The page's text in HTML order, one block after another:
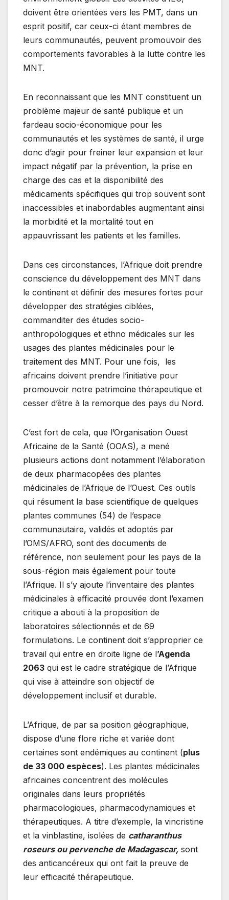
doivent être orientées vers les PMT, dans un
esprit positif, car ceux-ci étant membres de
leurs communautés, peuvent promouvoir des
comportements favorables à la lutte contre les
MNT.
En reconnaissant que les MNT constituent un
problème majeur de santé publique et un
fardeau socio-économique pour les
communautés et les systèmes de santé, il urge
donc d’agir pour freiner leur expansion et leur
impact négatif par la prévention, la prise en
charge des cas et la disponibilité des
médicaments spécifiques qui trop souvent sont
inaccessibles et inabordables augmentant ainsi
la morbidité et la mortalité tout en
appauvrissant les patients et les familles.
Dans ces circonstances, l’Afrique doit prendre
conscience du développement des MNT dans
le continent et définir des mesures fortes pour
développer des stratégies ciblées,
commanditer des études socio-
anthropologiques et ethno médicales sur les
usages des plantes médicinales pour le
traitement des MNT. Pour une fois, les
africains doivent prendre l’initiative pour
promouvoir notre patrimoine thérapeutique et
cesser d’être à la remorque des pays du Nord.
C’est fort de cela, que l’Organisation Ouest
Africaine de la Santé (OOAS), a mené
plusieurs actions dont notamment l’élaboration
de deux pharmacopées des plantes
médicinales de l’Afrique de l’Ouest. Ces outils
qui résument la base scientifique de quelques
plantes communes (54) de l’espace
communautaire, validés et adoptés par
l’OMS/AFRO, sont des documents de
référence, non seulement pour les pays de la
sous-région mais également pour toute
l’Afrique. Il s’y ajoute l’inventaire des plantes
médicinales à efficacité prouvée dont l’examen
critique a abouti à la proposition de
laboratoires sélectionnés et de 69
formulations. Le continent doit s’approprier ce
travail qui entre en droite ligne de l’Agenda
2063 qui est le cadre stratégique de l’Afrique
qui vise à atteindre son objectif de
développement inclusif et durable.
L’Afrique, de par sa position géographique,
dispose d’une flore riche et variée dont
certaines sont endémiques au continent (plus
de 33 000 espèces). Les plantes médicinales
africaines concentrent des molécules
originales dans leurs propriétés
pharmacologiques, pharmacodynamiques et
thérapeutiques. A titre d’exemple, la vincristine
et la vinblastine, isolées de catharanthus
roseurs ou pervenche de Madagascar, sont
des anticancéreux qui ont fait la preuve de
leur efficacité thérapeutique.